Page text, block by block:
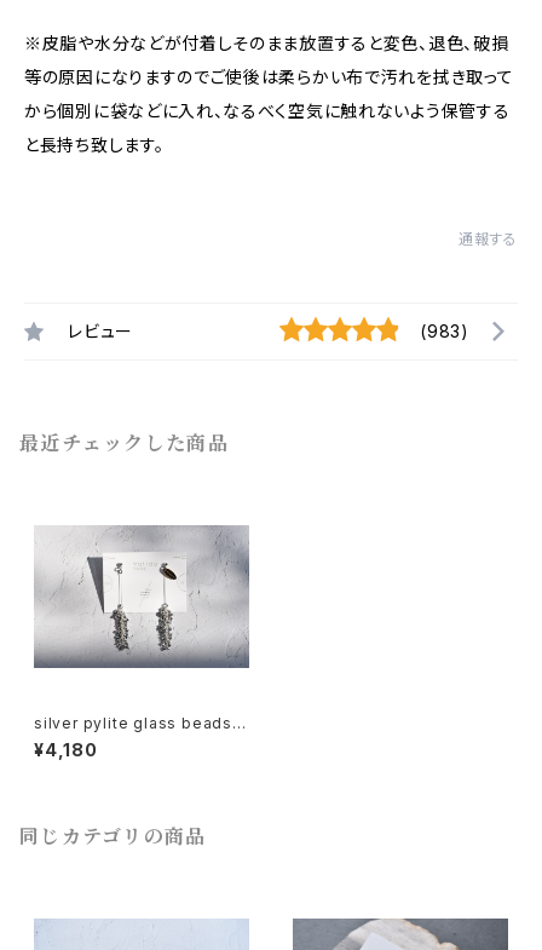
※皮脂や水分などが付着しそのまま放置すると変色、退色、破損
等の原因になりますのでご使後は柔らかい布で汚れを拭き取って
から個別に袋などに入れ、なるべく空気に触れないよう保管する
と長持ち致します。
通報する
レビュー (983)
最近チェックした商品
silver pylite glass beads d
rop
¥4,180
同じカテゴリの商品